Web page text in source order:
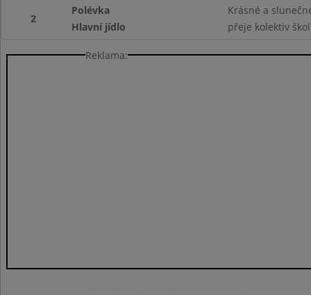
2
Polévka
Krásné a
Hlavní jídlo
přeje kolektiv
Reklama: